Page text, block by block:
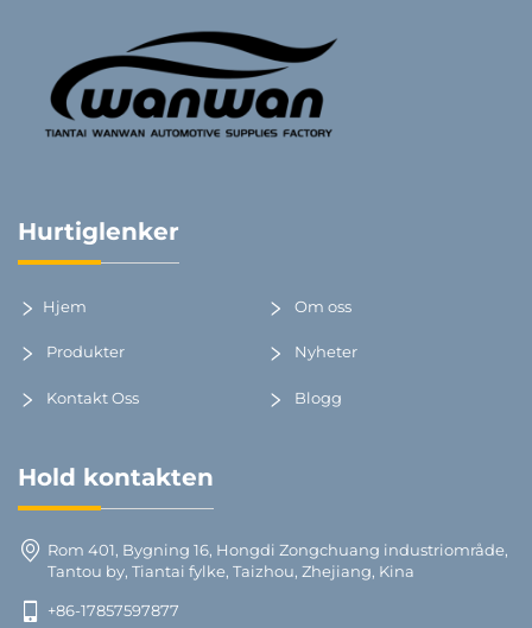
Hurtiglenker
Hjem Om oss
Produkter Nyheter
Kontakt Oss Blogg
Hold kontakten
Rom 401, Bygning 16, Hongdi Zongchuang industriområde,
Tantou by, Tiantai fylke, Taizhou, Zhejiang, Kina
+86-17857597877